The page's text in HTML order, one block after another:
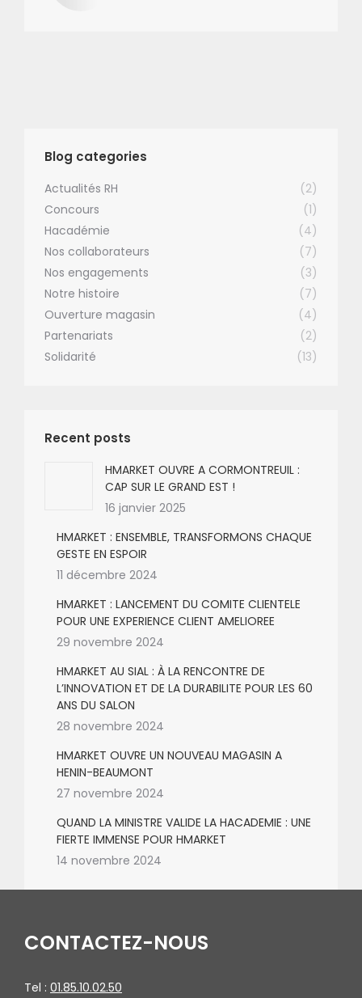
Blog categories
Actualités RH
(2)
Concours
(1)
Hacadémie
(4)
Nos collaborateurs
(7)
Nos engagements
(3)
Notre histoire
(7)
Ouverture magasin
(4)
Partenariats
(2)
Solidarité
(13)
Recent posts
HMARKET OUVRE A CORMONTREUIL :
CAP SUR LE GRAND EST !
16 janvier 2025
HMARKET : ENSEMBLE, TRANSFORMONS CHAQUE
GESTE EN ESPOIR
11 décembre 2024
HMARKET : LANCEMENT DU COMITE CLIENTELE
POUR UNE EXPERIENCE CLIENT AMELIOREE
29 novembre 2024
HMARKET AU SIAL : À LA RENCONTRE DE
L’INNOVATION ET DE LA DURABILITE POUR LES 60
ANS DU SALON
28 novembre 2024
HMARKET OUVRE UN NOUVEAU MAGASIN A
HENIN-BEAUMONT
27 novembre 2024
QUAND LA MINISTRE VALIDE LA HACADEMIE : UNE
FIERTE IMMENSE POUR HMARKET
14 novembre 2024
CONTACTEZ-NOUS
Tel : 01.85.10.02.50